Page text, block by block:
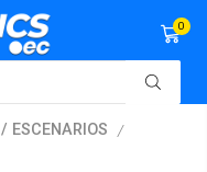
0
ESCENARIOS /